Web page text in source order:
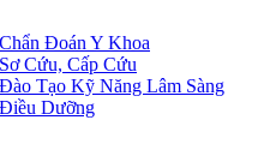
Đoán Y Khoa
Cứu, Cấp Cứu
Tạo Kỹ Năng Lâm Sàng
Dưỡng